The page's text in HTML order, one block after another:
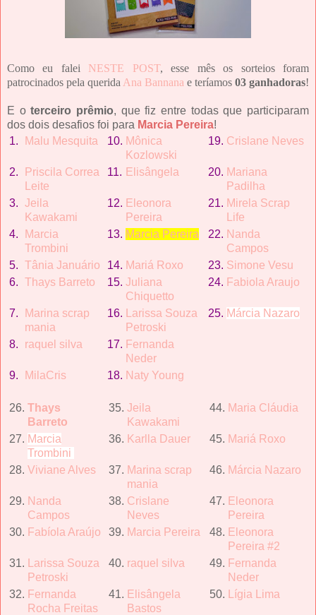
Como eu falei NESTE POST, esse mês os sorteios foram
patrocinados pela querida Ana Bannana e teríamos 03 ganhadoras!
E oterceiro prêmio, que fiz entre todas que participaram
dos dois desafios foi para Marcia Pereira!
1.
Malu Mesquita 10. Mônica
Kozlowski
19. Crislane Neves
2.
Priscila Correa
Leite
11. Elisângela 20. Mariana
Padilha
3. Jeila
Kawakami
12. Eleonora
Pereira
21. Mirela Scrap
Life
4.
Marcia
Trombini
13. Marcia Pereira 22. Nanda
Campos
5. Tânia Januário 14. Mariá Roxo 23. Simone Vesu
6. Thays Barreto 15. Juliana
Chiquetto
24. Fabiola Araujo
7.
Marina scrap
mania
16.
Larissa Souza
Petroski
25. Márcia Nazaro
8. raquel silva 17. Fernanda
Neder
9.
MilaCris 18. Naty Young
26. Thays
Barreto
35. Jeila
Kawakami
44. Maria Cláudia
27. Marcia
Trombini
36. Karlla Dauer 45. Mariá Roxo
28. Viviane Alves 37. Marina scrap
mania
46. Márcia Nazaro
29. Nanda
Campos
38. Crislane
Neves
47. Eleonora
Pereira
30. Fabíola Araújo 39. Marcia Pereira 48. Eleonora
Pereira #2
31.
Larissa Souza
Petroski
40. raquel silva 49. Fernanda
Neder
32. Fernanda
Rocha Freitas
41. Elisângela
Bastos
50. Lígia Lima